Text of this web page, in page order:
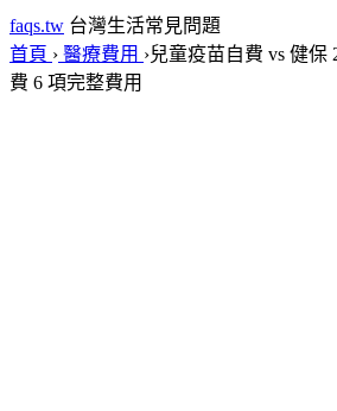
faqs.tw 台灣生活常見問題
首頁 › 醫療費用 ›兒童疫苗自費 vs 健保
費 6 項完整費用